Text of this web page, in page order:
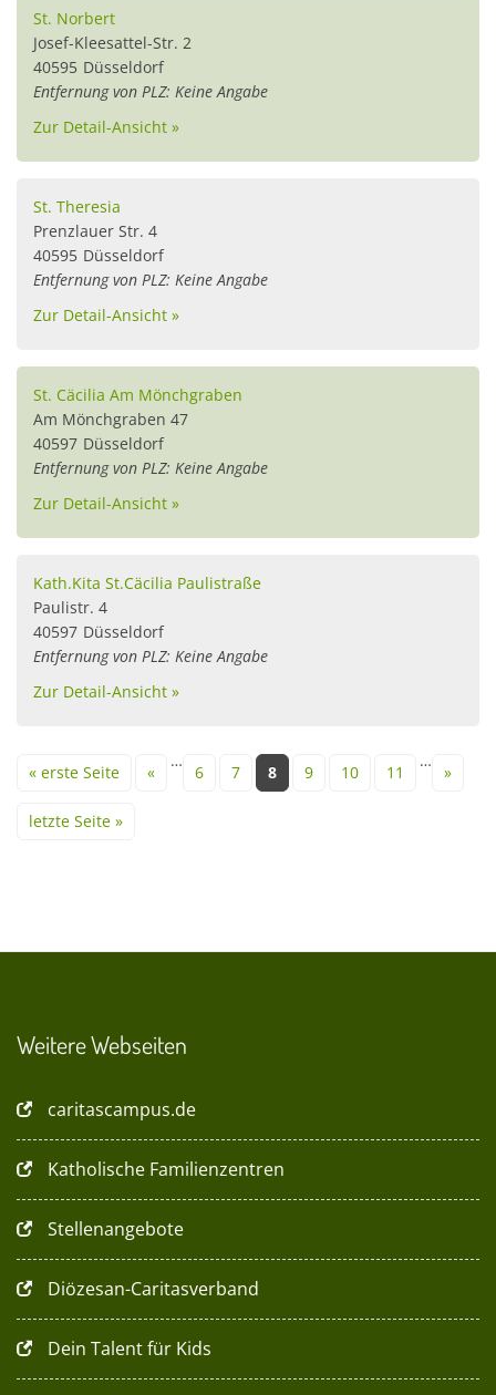
St. Norbert
Josef-Kleesattel-Str. 2
40595 Düsseldorf
Entfernung von PLZ: Keine Angabe
Zur Detail-Ansicht »
St. Theresia
Prenzlauer Str. 4
40595 Düsseldorf
Entfernung von PLZ: Keine Angabe
Zur Detail-Ansicht »
St. Cäcilia Am Mönchgraben
Am Mönchgraben 47
40597 Düsseldorf
Entfernung von PLZ: Keine Angabe
Zur Detail-Ansicht »
Kath.Kita St.Cäcilia Paulistraße
Paulistr. 4
40597 Düsseldorf
Entfernung von PLZ: Keine Angabe
Zur Detail-Ansicht »
« erste Seite «
…
6 7 8 9 10 11
…
»
letzte Seite »
Weitere Webseiten
caritascampus.de
Katholische Familienzentren
Stellenangebote
Diözesan-Caritasverband
Dein Talent für Kids